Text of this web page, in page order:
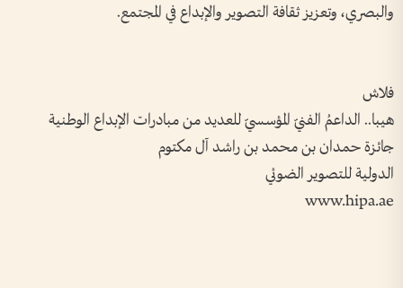
والبصري، وتعزيز ثقافة التصوير والإبداع في المجتمع.
فلاش
هيبا.. الداعمُ الفنيّ المؤسسيّ للعديد من مبادرات الإبداع الوطنية
جائزة حمدان بن محمد بن راشد آل مكتوم
الدولية للتصوير الضوئي
www.hipa.ae